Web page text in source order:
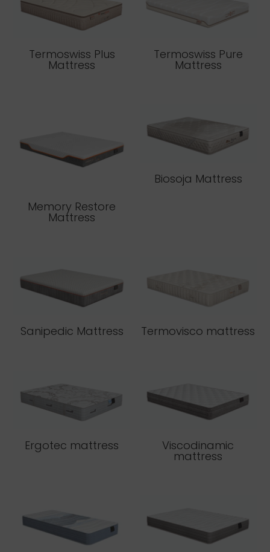
Termoswiss Plus
Mattress
Termoswiss Pure
Mattress
Memory Restore
Mattress
Biosoja Mattress
Sanipedic Mattress Termovisco mattress
Ergotec mattress Viscodinamic
mattress